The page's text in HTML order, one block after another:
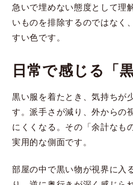
急いで埋めない態度として理
いものを排除するのではなく
すい色です。
日常で感じる「
黒い服を着たとき、気持ちが
す。派手さが減り、外からの
にくくなる。その「余計なも
実用的な側面です。
部屋の中で黒い物が視界に入